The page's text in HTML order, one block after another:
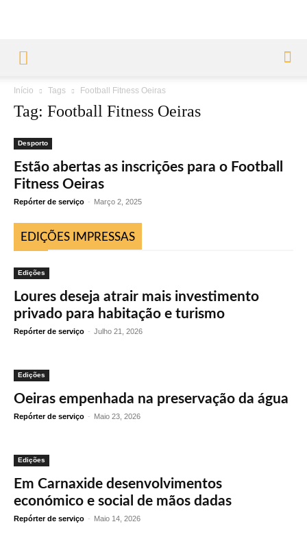
Início Tags Football Fitness Oeiras
Tag: Football Fitness Oeiras
Desporto
Estão abertas as inscrições para o Football
Fitness Oeiras
Repórter de serviço - Março 2, 2025
EDIÇÕES IMPRESSAS
Edições
Loures deseja atrair mais investimento
privado para habitação e turismo
Repórter de serviço - Julho 21, 2026
Edições
Oeiras empenhada na preservação da água
Repórter de serviço - Maio 23, 2026
Edições
Em Carnaxide desenvolvimentos
económico e social de mãos dadas
Repórter de serviço - Maio 14, 2026